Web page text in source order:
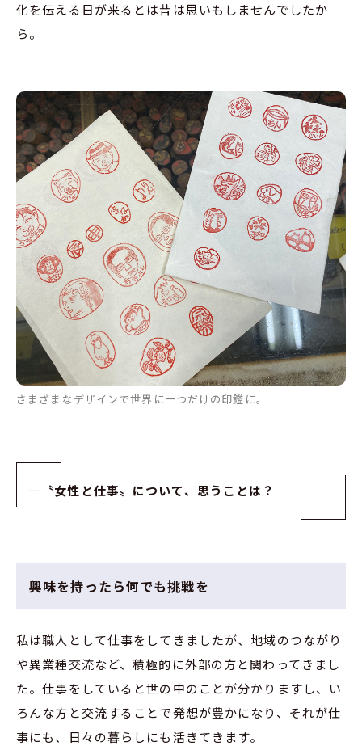
化を伝える日が来るとは昔は思いもしませんでしたか
ら。
さまざまなデザインで世界に一つだけの印鑑に。
— 〝女性と仕事〟について、思うことは？
興味を持ったら何でも挑戦を
私は職人として仕事をしてきましたが、地域のつながり
や異業種交流など、積極的に外部の方と関わってきまし
た。仕事をしていると世の中のことが分かりますし、い
ろんな方と交流することで発想が豊かになり、それが仕
事にも、日々の暮らしにも活きてきます。